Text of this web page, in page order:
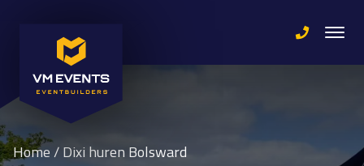
Home/Dixi huren Bolsward